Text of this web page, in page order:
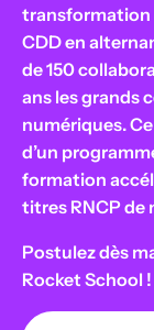
transformation
CDD en
de 150
ans les grands
numériques.
d’un
formation
titres RNCP de
Postulez dès
Rocket School !